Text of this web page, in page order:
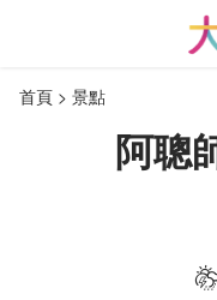
首頁 景點
阿聰